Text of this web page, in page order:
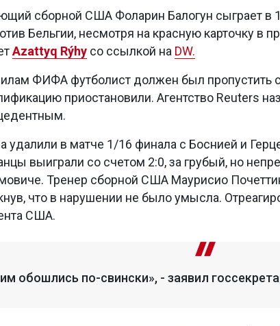
сборной США Фоларин Балогун сыграет в
Бельгии, несмотря на красную карточку в
Azattyq Rýhy со ссылкой на DW.
ФИФА футболист должен был пропустить
приостановили. Агентство Reuters
удалили в матче 1/16 финала с Боснией и
выиграли со счетом 2:0, за грубый, но
Тренер сборной США Маурисио
что в нарушении не было умысла.
США.
обошлись по-свински», - заявил